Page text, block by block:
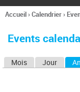
l
h
e
Vous
ici
Accueil›Calendrier›
Events
Mois Jour